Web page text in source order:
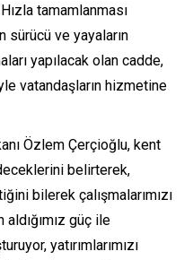
tamamlanması
sürücü ve yayaların
yapılacak olan cadde,
vatandaşların hizmetine
Özlem Çerçioğlu, kent
belirterek,
bilerek çalışmalarımızı
güç ile
yatırımlarımızı